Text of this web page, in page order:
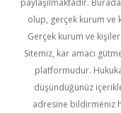
paylaşılmaktadır.
olup, gerçek kurum ve
Gerçek kurum ve
Sitemiz, kar amacı
platformudur.
düşündüğünüz
adresine bildirmeniz